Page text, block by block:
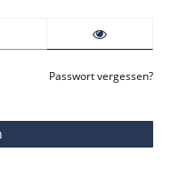
Passwort vergessen?